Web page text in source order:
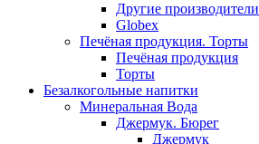
Другие производители
Globex
Печёная продукция. Торты
Печёная продукция
Торты
Безалкогольные напитки
Минеральная Вода
Джермук. Бюрег
Джермук